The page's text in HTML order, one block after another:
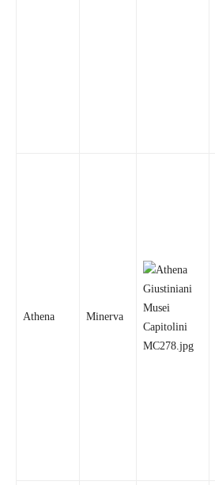
Athena Minerva